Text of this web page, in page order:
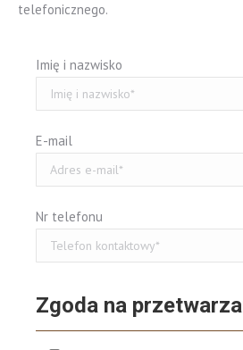
telefonicznego.
Imię i nazwisko
E-mail
Nr telefonu
Zgoda na